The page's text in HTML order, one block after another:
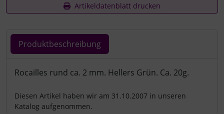
Artikeldatenblatt drucken
Produktbeschreibung
Produktbeschreibung
Rocailles rund ca. 2 mm. Hellers Grün. Ca. 20g.
Diesen Artikel haben wir am 31.10.2007 in unseren
Katalog aufgenommen.